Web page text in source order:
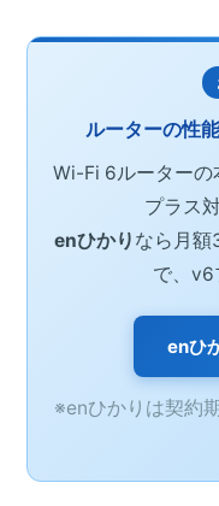
ルーターの性
Wi-Fi 6ルーター
プラス
enひかり なら月額
で、v6
enひ
※enひかりは契約